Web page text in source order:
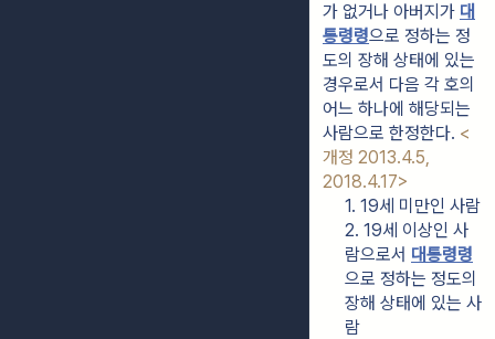
가 없거나 아버지가 대
통령령으로 정하는 정
도의 장해 상태에 있는
경우로서 다음 각 호의
어느 하나에 해당되는
사람으로 한정한다. <
개정 2013.4.5,
2018.4.17>
1. 19세 미만인 사람
2. 19세 이상인 사
람으로서 대통령령
으로 정하는 정도의
장해 상태에 있는 사
람